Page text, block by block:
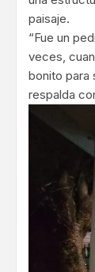
paisaje.
“Fue un
veces,
bonito para
respalda